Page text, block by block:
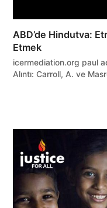
ABD’de Hindutva:
Etmek
icermediation.org paul
Alıntı: Carroll, A. ve